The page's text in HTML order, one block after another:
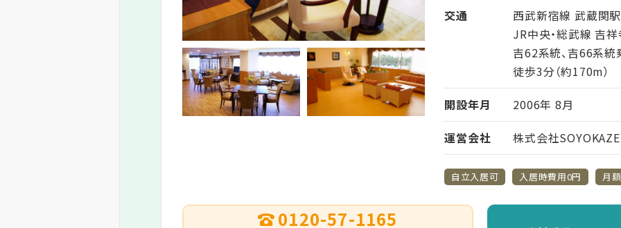
交通
西武新宿線 武蔵関
JR中央・総武線 吉
吉62系統、吉66系統
徒歩3分（約170m）
開設年月
2006年 8月
運営会社
株式会社SOYOKAZE
自立入居可 入居時費用0円 月
0120-57-1165